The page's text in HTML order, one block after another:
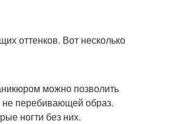
оттенков. Вот несколько
можно позволить
не перебивающей образ.
ногти без них.